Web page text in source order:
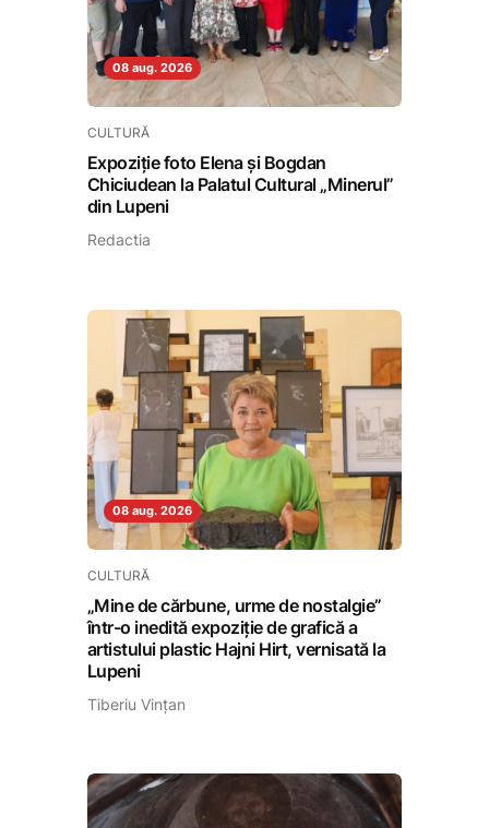
08 aug. 2026
CULTURĂ
Expoziție foto Elena și Bogdan
Chiciudean la Palatul Cultural „Minerul”
din Lupeni
Redactia
08 aug. 2026
CULTURĂ
„Mine de cărbune, urme de nostalgie”
într-o inedită expoziție de grafică a
artistului plastic Hajni Hirt, vernisată la
Lupeni
Tiberiu Vințan